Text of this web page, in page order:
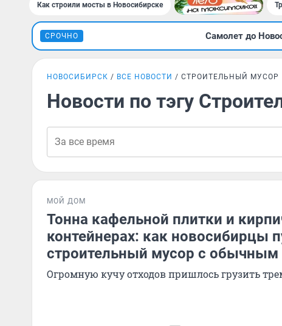
Как строили мосты в Новосибирске
СРОЧНО Самолет до
НОВОСИБИРСК ВСЕ НОВОСТИ СТРОИТЕЛЬНЫЙ МУСОР
Новости по тэгу
МОЙ ДОМ
Тонна кафельной плитки и
контейнерах: как новосибирцы
строительный мусор с обычным
Огромную кучу отходов пришлось грузить